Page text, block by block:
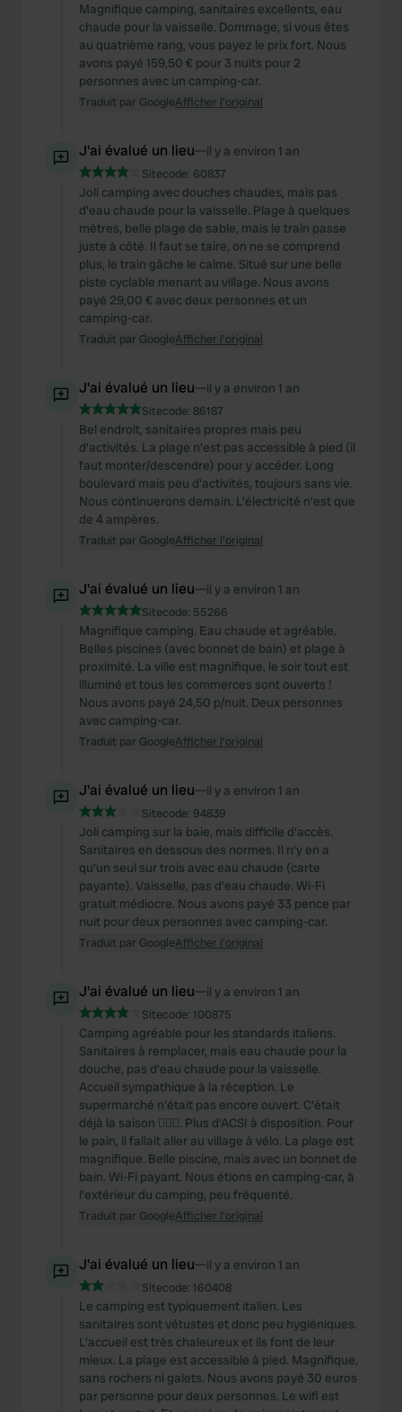
Magnifique camping, sanitaires excellents, eau
chaude pour la vaisselle. Dommage, si vous êtes
au quatrième rang, vous payez le prix fort. Nous
avons payé 159,50 € pour 3 nuits pour 2
personnes avec un camping-car.
Traduit par GoogleAfficher l'original
J'ai évalué un lieu—il y a environ 1 an
Sitecode: 60837
Joli camping avec douches chaudes, mais pas
d'eau chaude pour la vaisselle. Plage à quelques
mètres, belle plage de sable, mais le train passe
juste à côté. Il faut se taire, on ne se comprend
plus, le train gâche le calme. Situé sur une belle
piste cyclable menant au village. Nous avons
payé 29,00 € avec deux personnes et un
camping-car.
Traduit par GoogleAfficher l'original
J'ai évalué un lieu—il y a environ 1 an
Sitecode: 86187
Bel endroit, sanitaires propres mais peu
d'activités. La plage n'est pas accessible à pied (il
faut monter/descendre) pour y accéder. Long
boulevard mais peu d'activités, toujours sans vie.
Nous continuerons demain. L'électricité n'est que
de 4 ampères.
Traduit par GoogleAfficher l'original
J'ai évalué un lieu—il y a environ 1 an
Sitecode: 55266
Magnifique camping. Eau chaude et agréable.
Belles piscines (avec bonnet de bain) et plage à
proximité. La ville est magnifique, le soir tout est
illuminé et tous les commerces sont ouverts !
Nous avons payé 24,50 p/nuit. Deux personnes
avec camping-car.
Traduit par GoogleAfficher l'original
J'ai évalué un lieu—il y a environ 1 an
Sitecode: 94839
Joli camping sur la baie, mais difficile d'accès.
Sanitaires en dessous des normes. Il n'y en a
qu'un seul sur trois avec eau chaude (carte
payante). Vaisselle, pas d'eau chaude. Wi-Fi
gratuit médiocre. Nous avons payé 33 pence par
nuit pour deux personnes avec camping-car.
Traduit par GoogleAfficher l'original
J'ai évalué un lieu—il y a environ 1 an
Sitecode: 100875
Camping agréable pour les standards italiens.
Sanitaires à remplacer, mais eau chaude pour la
douche, pas d'eau chaude pour la vaisselle.
Accueil sympathique à la réception. Le
supermarché n'était pas encore ouvert. C'était
déjà la saison 🤷🏽‍♀️. Plus d'ACSI à disposition. Pour
le pain, il fallait aller au village à vélo. La plage est
magnifique. Belle piscine, mais avec un bonnet de
bain. Wi-Fi payant. Nous étions en camping-car, à
l'extérieur du camping, peu fréquenté.
Traduit par GoogleAfficher l'original
J'ai évalué un lieu—il y a environ 1 an
Sitecode: 160408
Le camping est typiquement italien. Les
sanitaires sont vétustes et donc peu hygiéniques.
L'accueil est très chaleureux et ils font de leur
mieux. La plage est accessible à pied. Magnifique,
sans rochers ni galets. Nous avons payé 30 euros
par personne pour deux personnes. Le wifi est